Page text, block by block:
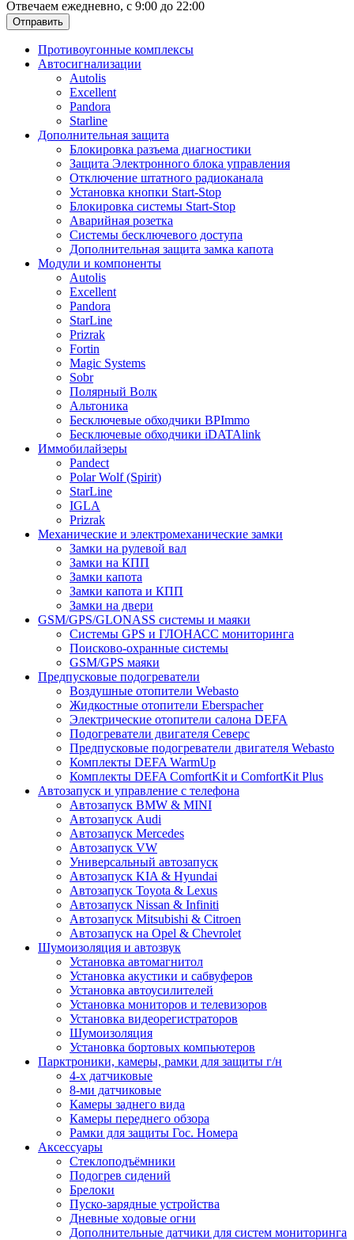
Отвечаем ежедневно, с 9:00 до 22:00
Отправить
Противоугонные комплексы
Автосигнализации
Autolis
Excellent
Pandora
Starline
Дополнительная защита
Блокировка разъема диагностики
Защита Электронного блока управления
Отключение штатного радиоканала
Установка кнопки Start-Stop
Блокировка системы Start-Stop
Аварийная розетка
Системы бесключевого доступа
Дополнительная защита замка капота
Модули и компоненты
Autolis
Excellent
Pandora
StarLine
Prizrak
Fortin
Magic Systems
Sobr
Полярный Волк
Альтоника
Бесключевые обходчики BPImmo
Бесключевые обходчики iDATAlink
Иммобилайзеры
Pandect
Polar Wolf (Spirit)
StarLine
IGLA
Prizrak
Механические и электромеханические замки
Замки на рулевой вал
Замки на КПП
Замки капота
Замки капота и КПП
Замки на двери
GSM/GPS/GLONASS системы и маяки
Системы GPS и ГЛОНАСС мониторинга
Поисково-охранные системы
GSM/GPS маяки
Предпусковые подогреватели
Воздушные отопители Webasto
Жидкостные отопители Eberspacher
Электрические отопители салона DEFA
Подогреватели двигателя Северс
Предпусковые подогреватели двигателя Webasto
Комплекты DEFA WarmUp
Комплекты DEFA ComfortKit и ComfortKit Plus
Автозапуск и управление с телефона
Автозапуск BMW & MINI
Автозапуск Audi
Автозапуск Mercedes
Автозапуск VW
Универсальный автозапуск
Автозапуск KIA & Hyundai
Автозапуск Toyota & Lexus
Автозапуск Nissan & Infiniti
Автозапуск Mitsubishi & Citroen
Автозапуск на Opel & Chevrolet
Шумоизоляция и автозвук
Установка автомагнитол
Установка акустики и сабвуферов
Установка автоусилителей
Установка мониторов и телевизоров
Установка видеорегистраторов
Шумоизоляция
Установка бортовых компьютеров
Парктроники, камеры, рамки для защиты г/н
4-х датчиковые
8-ми датчиковые
Камеры заднего вида
Камеры переднего обзора
Рамки для защиты Гос. Номера
Аксессуары
Стеклоподъёмники
Подогрев сидений
Брелоки
Пуско-зарядные устройства
Дневные ходовые огни
Дополнительные датчики для систем мониторинга